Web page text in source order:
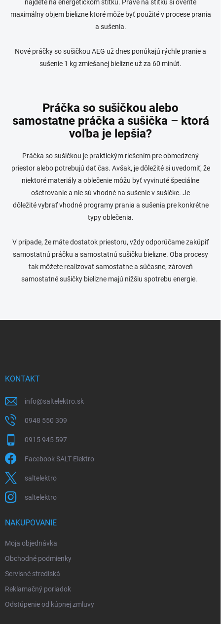
nájdete na energetickom štítku. Práve na štítku si overíte
maximálny objem bielizne ktoré môže byť použité v procese prania
a sušenia.
Nové práčky so sušičkou AEG už dnes ponúkajú rýchle pranie a
sušenie 1 kg zmiešanej bielizne už za 60 minút.
Práčka so sušičkou alebo
samostatne práčka a sušička – ktorá
voľba je lepšia?
Práčka so sušičkou je praktickým riešením pre obmedzený
priestor alebo potrebujú dať čas. Avšak, je dôležité si uvedomiť, že
niektoré materiály a oblečenie môžu byť vyvinuté špeciálne
ošetrovanie a nie sú vhodné na sušenie v sušičke. Je
dôležité vybrať vhodné programy prania a sušenia pre konkrétne
typy oblečenia.
V prípade, že máte dostatok priestoru, vždy odporúčame zakúpiť
samostatnú práčku a samostatnú sušičku bielizne. Oba procesy
tak môžete realizovať samostatne a súčasne, zároveň
samostatné sušičky bielizne majú nižšiu spotrebu energie.
KONTAKT
info@saltelektro.sk
0948 550 309
0915 945 597
Facebook SALT Elektro
saltelektro
saltelektro
NAKUPOVANIE
Moja objednávka
Obchodné podmienky
Servisné strediská
Reklamačný poriadok
Odstúpenie od kúpnej zmluvy